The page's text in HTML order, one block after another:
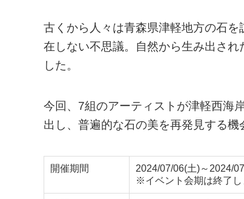
古くから人々は青森県津軽地方の石
在しない不思議。自然から生み出さ
した。
今回、7組のアーティストが津軽西海
出し、普遍的な石の美を再発見する機
開催期間
2024/07/06(土)～2024/
※イベント会期は終了し